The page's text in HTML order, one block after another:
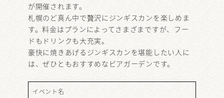
が開催されます。
札幌のど真ん中で贅沢にジンギスカンを楽しめま
す。料金はプランによってさまざまですが、フー
ドもドリンクも大充実。
豪快に焼きあげるジンギスカンを堪能したい人に
は、ぜひともおすすめなビアガーデンです。
イベント名